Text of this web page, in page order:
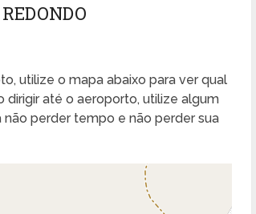
utilize o mapa abaixo para ver qual
dirigir até o aeroporto, utilize algum
perder tempo e não perder sua